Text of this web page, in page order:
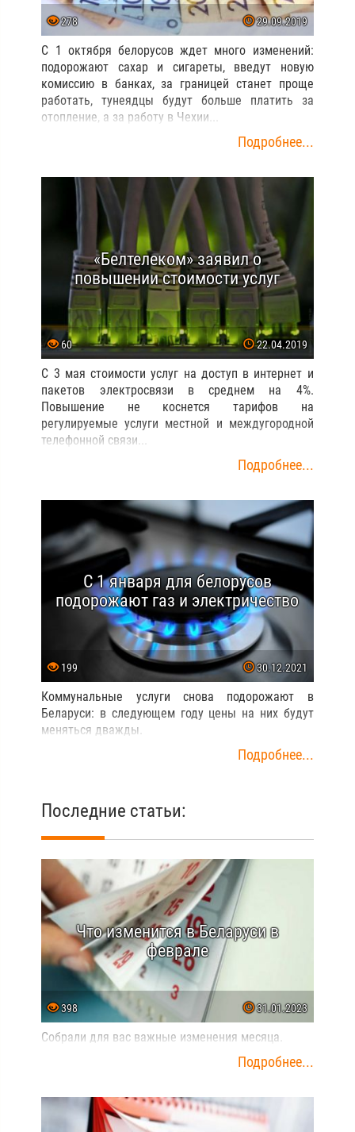
278 29.09.2019
С 1 октября белорусов ждет много изменений:
подорожают сахар и сигареты, введут новую
комиссию в банках, за границей станет проще
работать, тунеядцы будут больше платить за
отопление, а за работу в Чехии...
Подробнее...
«Белтелеком» заявил о
повышении стоимости услуг
60 22.04.2019
С 3 мая стоимости услуг на доступ в интернет и
пакетов электросвязи в среднем на 4%.
Повышение не коснется тарифов на
регулируемые услуги местной и междугородной
телефонной связи...
Подробнее...
С 1 января для белорусов
подорожают газ и электричество
199 30.12.2021
Коммунальные услуги снова подорожают в
Беларуси: в следующем году цены на них будут
меняться дважды.
Подробнее...
Последние статьи:
Что изменится в Беларуси в
феврале
398 31.01.2023
Собрали для вас важные изменения месяца.
Подробнее...